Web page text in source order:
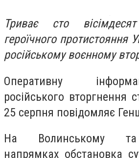
Триває сто
героїчного протистояння
російському воєнному
Оперативну
російського вторгнення
25 серпня повідомляє
На Волинському та
напрямках обстановка